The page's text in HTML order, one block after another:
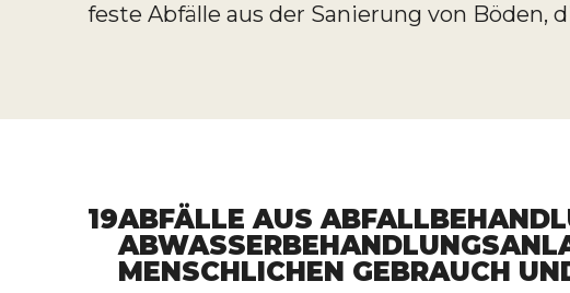
feste Abfälle aus der Sanierung von Böden,
19ABFÄLLE AUS
MENSCHLICHEN GEBRAUCH